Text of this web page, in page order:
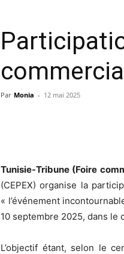
Par Monia - 12 mai 2025
Tunisie-Tribune (Foire
(CEPEX) organise la
« l’événement
10 septembre 2025, dans le
L’objectif étant, selon le